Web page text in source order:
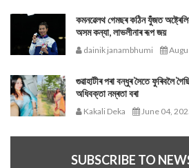
কমনৱেলথ গেমছৰ কঠিন যুঁজত
অসম কন্যা, লাভলীনাৰ ৰূপ জয়
dainik janambhumi
গুৱাহাটীৰ পৰা বন্ধুৰ সৈতে ফুৰিবলৈ
অধিবক্তা নম্ৰতা বৰা
Kakali Deka June 04,
SUBSCRIBE TO